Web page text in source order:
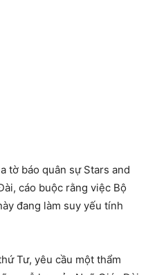
tờ báo quân sự Stars and
cáo buộc rằng việc Bộ
đang làm suy yếu tính
Tư, yêu cầu một thẩm